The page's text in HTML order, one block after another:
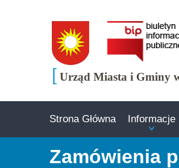
[ Urząd Miasta i Gminy
Strona Główna Informacje
Zamówienia